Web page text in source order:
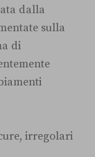
dalla
sulla
di
irregolari